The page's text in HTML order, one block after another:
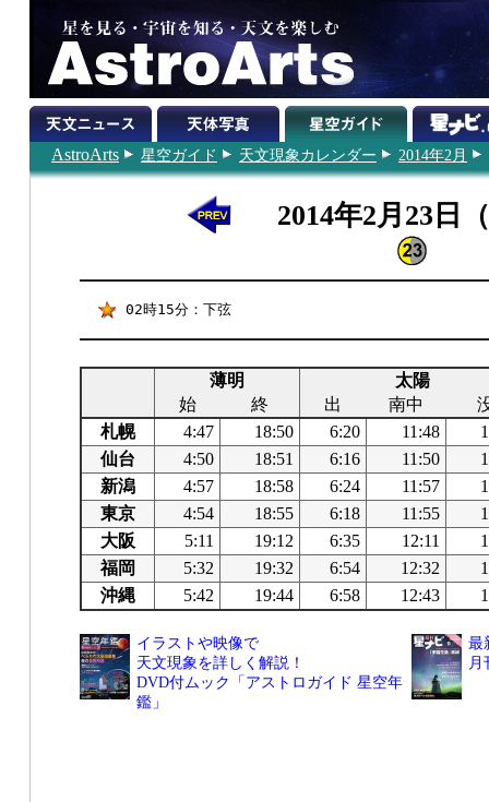
AstroArts 星空ガイド 天文現象カレンダー 2014年2月
2014年2月23日
02時15分：下弦
薄明
太陽
始
終 出 南中
札幌
4:47 18:50 6:20 11:48
仙台
4:50 18:51 6:16 11:50
新潟
4:57 18:58 6:24 11:57
東京
4:54 18:55 6:18 11:55
大阪
5:11 19:12 6:35 12:11
福岡
5:32 19:32 6:54 12:32
沖縄
5:42 19:44 6:58 12:43
イラストや映像で
天文現象を詳しく解説！
DVD付ムック「アストロガイド 星空年
鑑」
最
月